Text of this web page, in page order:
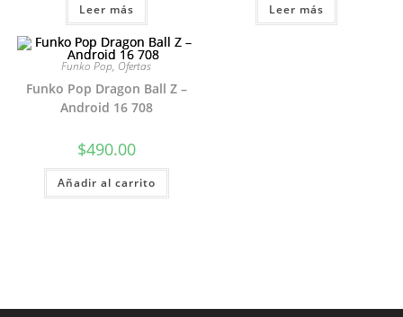
Leer más Leer más
Funko Pop, Ofertas
Funko Pop Dragon Ball Z –
Android 16 708
$490.00
Añadir al carrito